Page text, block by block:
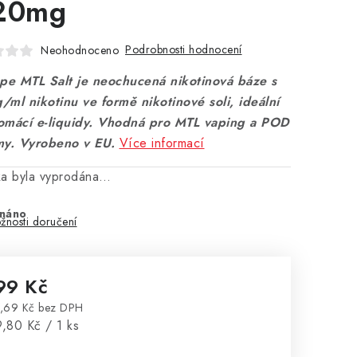
Neohodnoceno Podrobnosti hodnocení
MTL Salt je neochucená nikotinová báze s
ml nikotinu ve formě nikotinové soli, ideální
e-liquidy. Vhodná pro MTL vaping a POD
Vyrobeno v EU. Více informací
byla vyprodána…
doručení
Kč
Kč bez DPH
cena:
Kč / 1 ks